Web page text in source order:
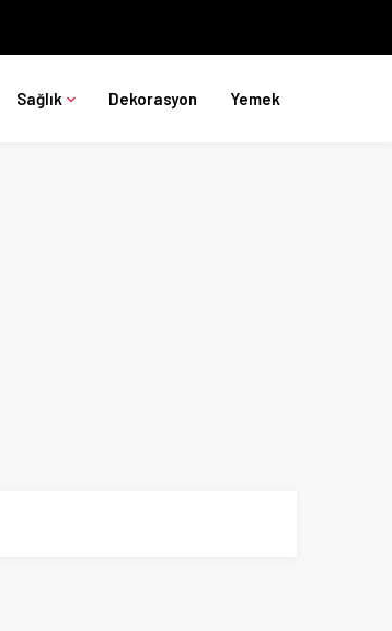
Sağlık Dekorasyon Yemek